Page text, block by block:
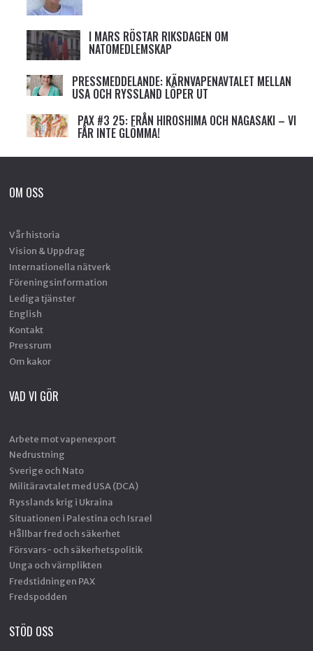
I MARS RÖSTAR RIKSDAGEN OM
NATOMEDLEMSKAP
PRESSMEDDELANDE: KÄRNVAPENAVTALET MELLAN
USA OCH RYSSLAND LÖPER UT
PAX #3 25: FRÅN HIROSHIMA OCH NAGASAKI – VI
FÅR INTE GLÖMMA!
OM OSS
Vår historia
Vision & Uppdrag
Internationella nätverk
Föreningsinformation
Lediga tjänster
English
Kontakt
Pressrum
Om kakor
VAD VI GÖR
Arbete mot vapenexport
Nedrustning
Sverige och Nato
Militäravtalet med USA (DCA)
Rysslands krig i Ukraina
Situationen i Palestina och Israel
Hållbar fred och säkerhet
Försvars- och säkerhetspolitik
Unga och värnplikten
Fredstidningen PAX
Fredspodden
STÖD OSS